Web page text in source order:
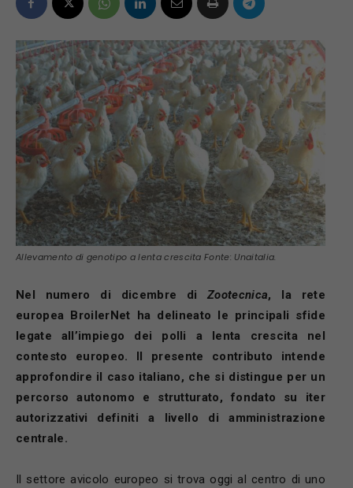
Allevamento di genotipo a lenta crescita Fonte: Unaitalia.
Nel numero di dicembre diZootecnica, la rete
europea BroilerNet ha delineato le principali sfide
legate all’impiego dei polli a lenta crescita nel
contesto europeo. Il presente contributo intende
approfondire il caso italiano, che si distingue per un
percorso autonomo e strutturato, fondato su iter
autorizzativi definiti a livello di amministrazione
centrale.
Il settore avicolo europeo si trova oggi al centro di uno